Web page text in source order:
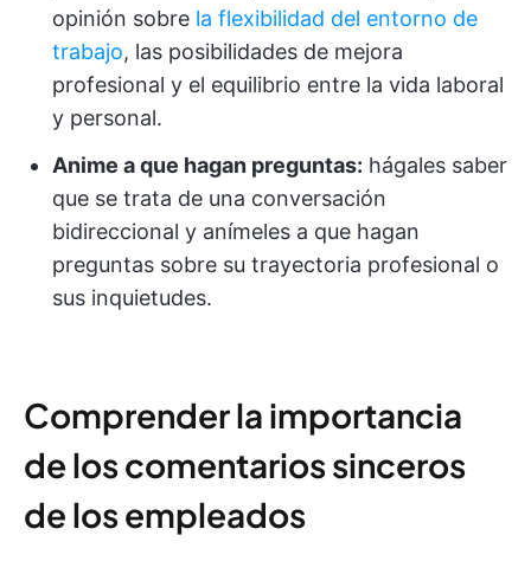
opinión sobre la flexibilidad del entorno de
trabajo, las posibilidades de mejora
profesional y el equilibrio entre la vida laboral
y personal.
Anime a que hagan preguntas: hágales saber
que se trata de una conversación
bidireccional y anímeles a que hagan
preguntas sobre su trayectoria profesional o
sus inquietudes.
Comprender la importancia
de los comentarios sinceros
de los empleados